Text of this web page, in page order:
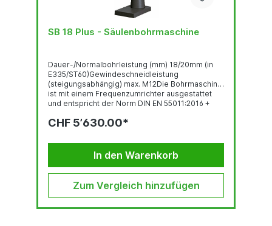
SB 18 Plus - Säulenbohrmaschine
Dauer-/Normalbohrleistung (mm) 18/20mm (in
E335/ST60)Gewindeschneidleistung
(steigungsabhängig) max. M12Die Bohrmaschine
ist mit einem Frequenzumrichter ausgestattet
und entspricht der Norm DIN EN 55011:2016 +
mit OLED-DisplayRobuste, qualitativ
geneigter FrontLED-BeleuchtungSchnell
verstellbarer und ergonomischer...
CHF 5’630.00*
In den Warenkorb
Zum Vergleich hinzufügen